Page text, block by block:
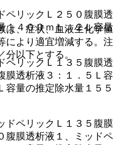
リックＬ２５０腹膜透
１４００ｍＬ、２Ｌ容量
リックＬ１３５腹膜透
膜透析液３：１．５Ｌ容
容量の推定除水量１５５
ペリックＬ１３５腹膜
腹膜透析液１、ミッドペ
は、症状、血液生化学値
により適宜増減する。注
以下とする。